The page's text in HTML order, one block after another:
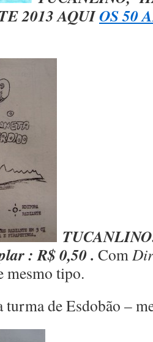
2013 AQUIOS 50
: R$ 0,50 . Com
mesmo tipo.
turma de Esdobão –